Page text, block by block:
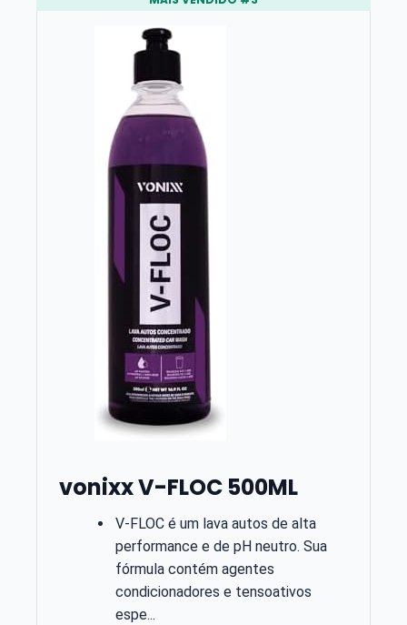
vonixx V-FLOC 500ML
V-FLOC é um lava autos de alta
performance e de pH neutro. Sua
fórmula contém agentes
condicionadores e tensoativos
espe...